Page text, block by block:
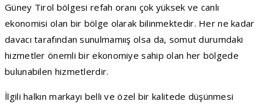
Güney Tirol bölgesi refah oranı çok yüksek ve canlı
ekonomisi olan bir bölge olarak bilinmektedir. Her ne kadar
davacı tarafından sunulmamıış olsa da, somut durumdaki
hizmetler önemli bir ekonomiye sahip olan her bölgede
bulunabilen hizmetlerdir.
İlgili halkın markayı belli ve özel bir kalitede düşünmesi